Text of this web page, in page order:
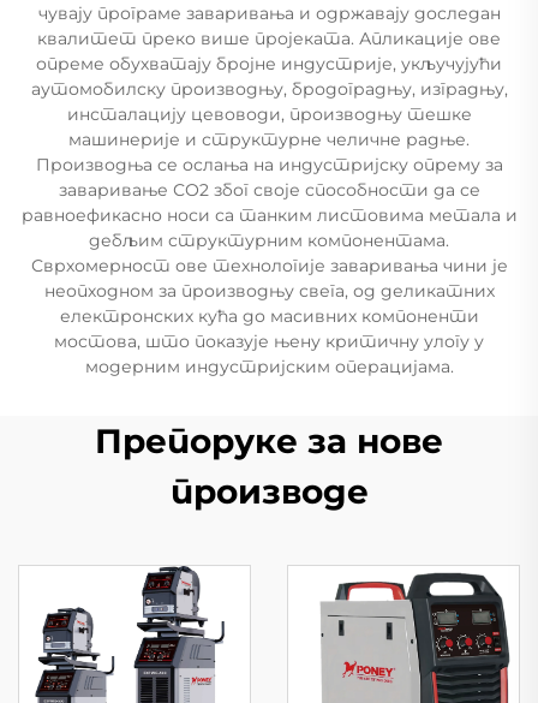
чувају програме заваривања и одржавају доследан
квалитет преко више пројеката. Апликације ове
опреме обухватају бројне индустрије, укључујући
аутомобилску производњу, бродоградњу, изградњу,
инсталацију цевоводи, производњу тешке
машинерије и структурне челичне радње.
Производња се ослања на индустријску опрему за
заваривање СО2 због своје способности да се
равноефикасно носи са танким листовима метала и
дебљим структурним компонентама.
Сврхомерност ове технологије заваривања чини је
неопходном за производњу свега, од деликатних
електронских кућа до масивних компоненти
мостова, што показује њену критичну улогу у
модерним индустријским операцијама.
Препоруке за нове
производе